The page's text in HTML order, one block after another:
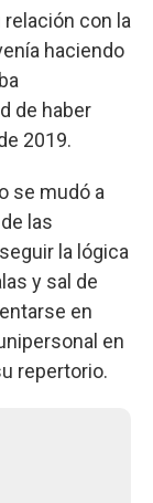
con la
haciendo
de haber
2019.
se mudó a
las
la lógica
y sal de
en
en
repertorio.